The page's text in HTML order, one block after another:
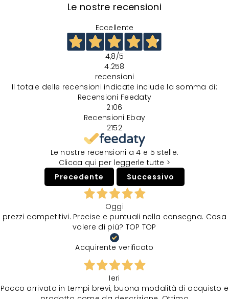
Le nostre recensioni
Eccellente
4,8/5
4.258
recensioni
Il totale delle recensioni indicate include la somma di:
Recensioni Feedaty
2106
Recensioni Ebay
2152
Le nostre recensioni a 4 e 5 stelle.
Clicca qui per leggerle tutte >
Precedente
Successivo
Oggi
prezzi competitivi. Precise e puntuali nella consegna. Cosa
volere di più? TOP TOP
Acquirente verificato
Ieri
Pacco arrivato in tempi brevi, buona modalità di acquisto e